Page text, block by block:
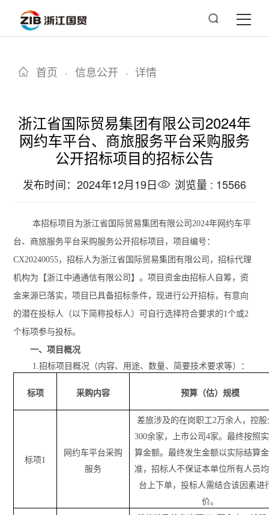
首页 · 信息公开 · 详情
浙江省国际贸易集团有限公司2024年
网约车平台、商旅服务平台采购服务
公开招标项目的招标公告
发布时间：2024年12月19日 浏览量 : 15566
本招标项目为浙江省国际贸易集团有限公司 2024年网约车平
台、商旅服务平台采购服务公开招标项目 ，项目编号：
CX20240055，招标人为浙江省国际贸易集团有限公司，招标代理
机构为 【浙江中通通信有限公司】。项目资金由招标人自筹，资
金来源已落实，项目已具备招标条件，现进行公开招标，有意向
的潜在投标人（以下简称投标人）可 自行选择符合要求的1个或2
个标项参与投标。
一、项目概况
1.招标项目概况（内容、用途、数量、简要技术要求等）：
标项 采购内容 预算（估）规模
标项1
网约车平台采购
服务
差旅涉及的在岗职工2万余人，控
300余家，上市公司4家。最终按照
算金额。最终发生金额以实际结算
准，招标人不保证本单位所有人员
台上下单，投标人 需结合该因素进
价。